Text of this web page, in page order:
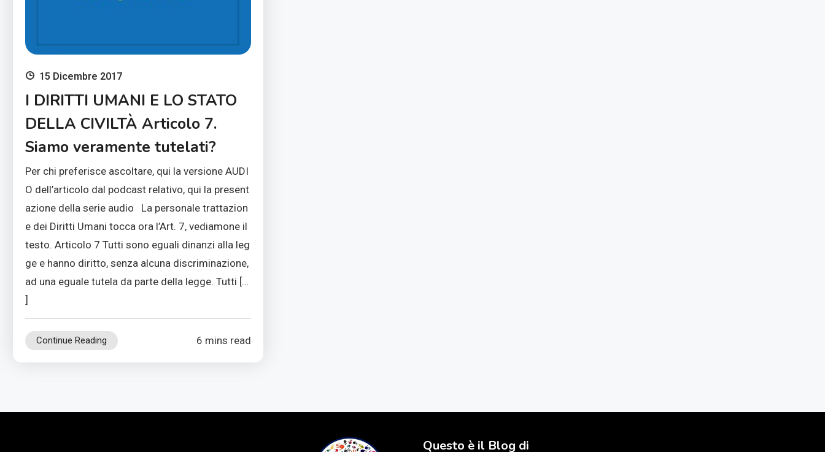
15 Dicembre 2017
I DIRITTI UMANI E LO STATO
DELLA CIVILTÀ Articolo 7.
Siamo veramente tutelati?
Per chi preferisce ascoltare, qui la versione AUDI
O dell’articolo dal podcast relativo, qui la present
azione della serie audio La personale trattazion
e dei Diritti Umani tocca ora l’Art. 7, vediamone il
testo. Articolo 7 Tutti sono eguali dinanzi alla leg
ge e hanno diritto, senza alcuna discriminazione,
ad una eguale tutela da parte della legge. Tutti […
]
Continue Reading 6 mins read
Questo è il Blog di